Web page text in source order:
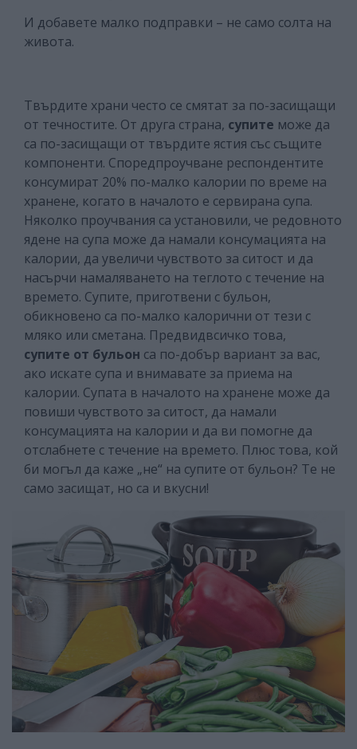
И добавете малко подправки – не само солта на
живота.
Твърдите храни често се смятат за по-засищащи
от течностите. От друга страна, супите може да
са по-засищащи от твърдите ястия със същите
компоненти. Споредпроучване респондентите
консумират 20% по-малко калории по време на
хранене, когато в началото е сервирана супа.
Няколко проучвания са установили, че редовното
ядене на супа може да намали консумацията на
калории, да увеличи чувството за ситост и да
насърчи намаляването на теглото с течение на
времето. Супите, приготвени с бульон,
обикновено са по-малко калорични от тези с
мляко или сметана. Предвидвсичко това,
супите от бульон са по-добър вариант за вас,
ако искате супа и внимавате за приема на
калории. Супата в началото на хранене може да
повиши чувството за ситост, да намали
консумацията на калории и да ви помогне да
отслабнете с течение на времето. Плюс това, кой
би могъл да каже „не“ на супите от бульон? Те не
само засищат, но са и вкусни!